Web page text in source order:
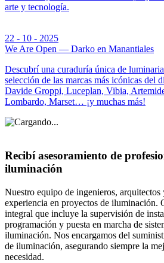
arte y tecnología.
22 - 10 - 2025
We Are Open — Darko en Manantiales
Descubrí una curaduría única de
selección de las marcas más icónicas del
Davide Groppi, Luceplan, Vibia,
Lombardo, Marset… ¡y muchas más!
Recibí asesoramiento de
iluminación
Nuestro equipo de ingenieros, arquitectos
experiencia en proyectos de iluminación.
integral que incluye la supervisión de
programación y puesta en marcha de
iluminación. Nos encargamos del
de iluminación, asegurando siempre la
necesidad.